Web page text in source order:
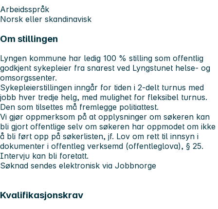
Arbeidsspråk
Norsk eller skandinavisk
Om stillingen
Lyngen kommune har ledig 100 % stilling som offentlig
godkjent sykepleier fra snarest ved Lyngstunet helse- og
omsorgssenter.
Sykepleierstillingen inngår for tiden i 2-delt turnus med
jobb hver tredje helg, med mulighet for fleksibel turnus.
Den som tilsettes må fremlegge politiattest.
Vi gjør oppmerksom på at opplysninger om søkeren kan
bli gjort offentlige selv om søkeren har oppmodet om ikke
å bli ført opp på søkerlisten, jf. Lov om rett til innsyn i
dokumenter i offentleg verksemd (offentleglova), § 25.
Intervju kan bli foretatt.
Søknad sendes elektronisk via Jobbnorge
Kvalifikasjonskrav